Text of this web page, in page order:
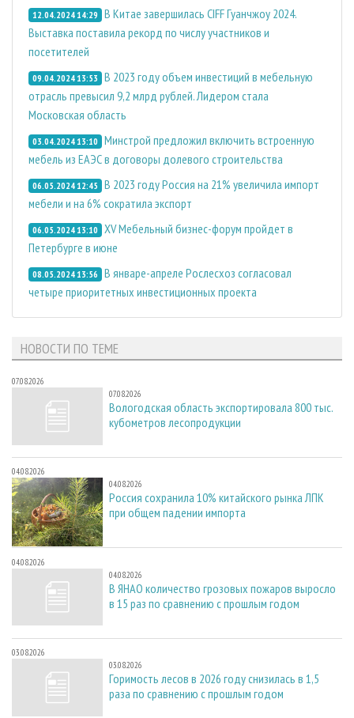
12.04.2024 14:29 В Китае завершилась CIFF Гуанчжоу 2024.
Выставка поставила рекорд по числу участников и
посетителей
09.04.2024 13:53 В 2023 году объем инвестиций в мебельную
отрасль превысил 9,2 млрд рублей. Лидером стала
Московская область
03.04.2024 13:10 Минстрой предложил включить встроенную
мебель из ЕАЭС в договоры долевого строительства
06.05.2024 12:45 В 2023 году Россия на 21% увеличила импорт
мебели и на 6% сократила экспорт
06.05.2024 13:10 XV Мебельный бизнес-форум пройдет в
Петербурге в июне
08.05.2024 13:56 В январе-апреле Рослесхоз согласовал
четыре приоритетных инвестиционных проекта
НОВОСТИ ПО ТЕМЕ
07.08.2026
07.08.2026
Вологодская область экспортировала 800 тыс.
кубометров лесопродукции
04.08.2026
04.08.2026
Россия сохранила 10% китайского рынка ЛПК
при общем падении импорта
04.08.2026
04.08.2026
В ЯНАО количество грозовых пожаров выросло
в 15 раз по сравнению с прошлым годом
03.08.2026
03.08.2026
Горимость лесов в 2026 году снизилась в 1,5
раза по сравнению с прошлым годом